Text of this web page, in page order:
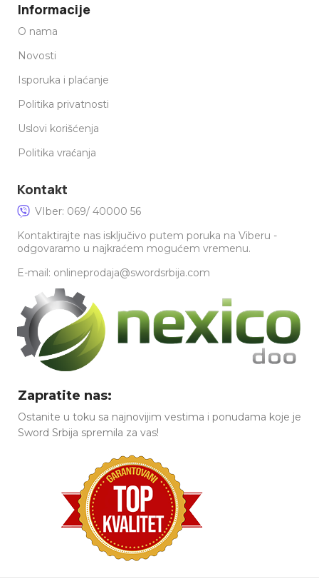
Informacije
O nama
Novosti
Isporuka i plaćanje
Politika privatnosti
Uslovi korišćenja
Politika vraćanja
Kontakt
VIber: 069/ 40000 56
Kontaktirajte nas isključivo putem poruka na Viberu -
odgovaramo u najkraćem mogućem vremenu.
E-mail: onlineprodaja@swordsrbija.com
Zapratite nas:
Ostanite u toku sa najnovijim vestima i ponudama koje je
Sword Srbija spremila za vas!